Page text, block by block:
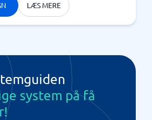
LÆS MERE
system på få